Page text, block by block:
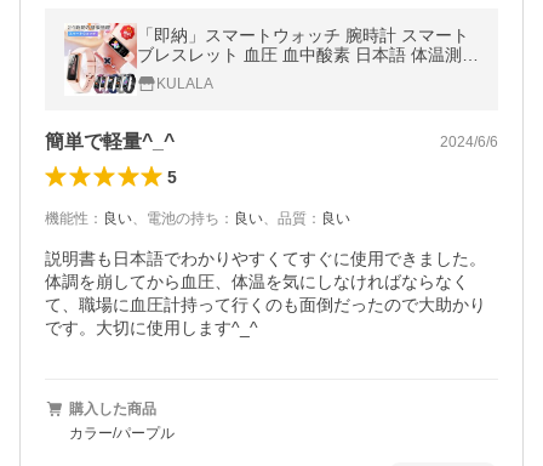
「即納」スマートウォッチ 腕時計 スマート
ブレスレット 血圧 血中酸素 日本語 体温測定
iphone android対応 歩数計 Line 心拍計 健康
管理KULALA
簡単で軽量^_^ 2024/6/6
5
機能性 ： 良い、 電池の持ち ： 良い、 品質 ： 良い
説明書も日本語でわかりやすくてすぐに使用できました。
体調を崩してから血圧、体温を気にしなければならなく
て、職場に血圧計持って行くのも面倒だったので大助かり
です。大切に使用します^_^
購入した商品
カラー/パープル